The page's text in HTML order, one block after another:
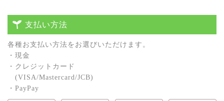
支払い方法
各種お⽀払い⽅法をお選びいただけます。
・現⾦
・クレジットカード
(VISA/Mastercard/JCB)
・PayPay